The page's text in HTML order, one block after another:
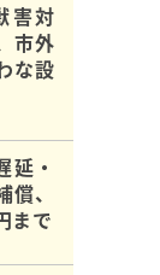
害対
市外
な設
延・
、
まで